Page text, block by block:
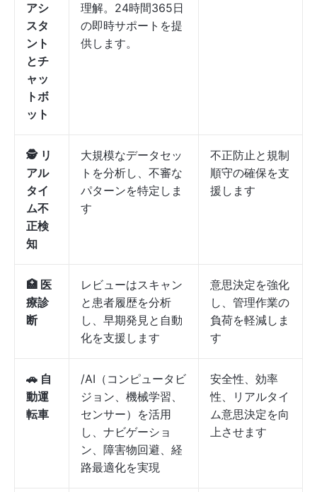
アシ
スタ
ント
とチ
ャッ
トボ
ット
理解。24時間365日
の即時サポートを提
供します。
🕵️ リ
アル
タイ
ム不
正検
知
大規模なデータセッ
トを分析し、不審な
パターンを特定しま
す
不正防止と規制
順守の確保を支
援します
🏥 医
療診
断
レビューはスキャン
と患者履歴を分析
し、早期発見と自動
化を支援します
意思決定を強化
し、管理作業の
負荷を軽減しま
す
🚗 自
動運
転車
/AI（コンピュータビ
ジョン、機械学習、
センサー）を活用
し、ナビゲーショ
ン、障害物回避、経
路最適化を実現
安全性、効率
性、リアルタイ
ム意思決定を向
上させます